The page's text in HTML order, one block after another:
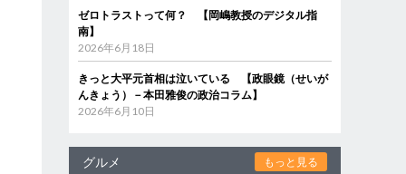
ゼロトラストって何？ 【岡嶋教授のデジタル指
南】
2026年6月18日
きっと大平元首相は泣いている 【政眼鏡（せいが
んきょう）－本田雅俊の政治コラム】
2026年6月10日
グルメ もっと見る